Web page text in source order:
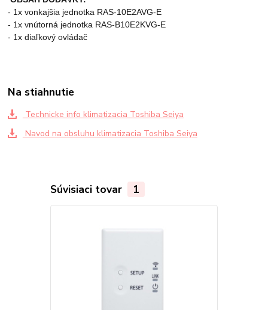
- 1x vonkajšia jednotka RAS-10E2AVG-E
- 1x vnútorná jednotka RAS-B10E2KVG-E
- 1x diaľkový ovládač
Na stiahnutie
Technicke info klimatizacia Toshiba Seiya
Navod na obsluhu klimatizacia Toshiba Seiya
Súvisiaci tovar 1